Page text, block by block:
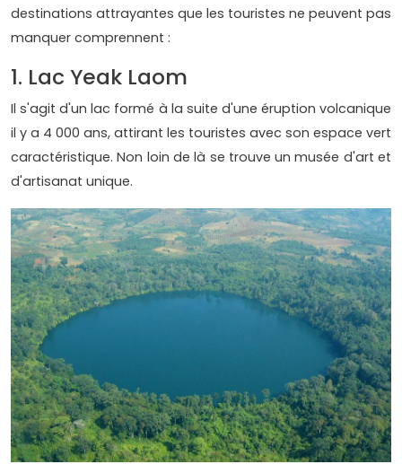
destinations attrayantes que les touristes ne peuvent pas
manquer comprennent :
1. Lac Yeak Laom
Il s'agit d'un lac formé à la suite d'une éruption volcanique
il y a 4 000 ans, attirant les touristes avec son espace vert
caractéristique. Non loin de là se trouve un musée d'art et
d'artisanat unique.